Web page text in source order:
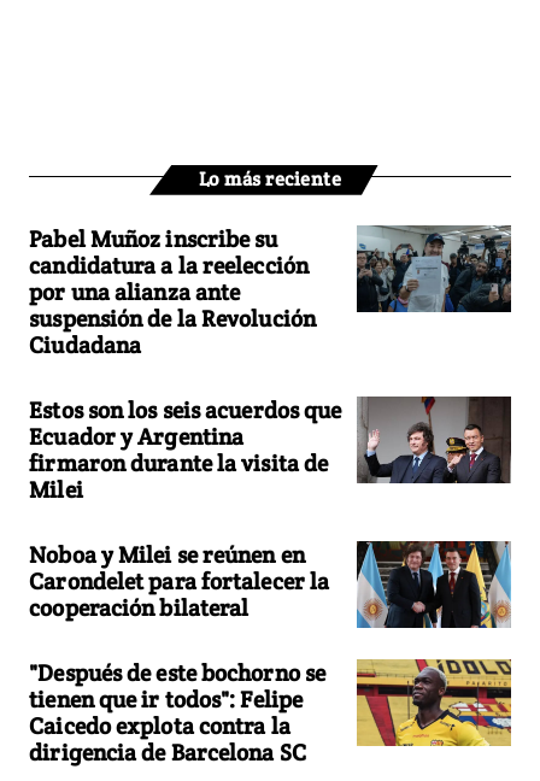
Lo más reciente
Pabel Muñoz inscribe su
candidatura a la reelección
por una alianza ante
suspensión de la Revolución
Ciudadana
Estos son los seis acuerdos que
Ecuador y Argentina
firmaron durante la visita de
Milei
Noboa y Milei se reúnen en
Carondelet para fortalecer la
cooperación bilateral
"Después de este bochorno se
tienen que ir todos": Felipe
Caicedo explota contra la
dirigencia de Barcelona SC